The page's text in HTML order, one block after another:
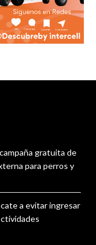
gratuita de
para perros y
a evitar ingresar